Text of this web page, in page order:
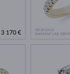
3 170 €
GELBGOLD
DIAMANT LAB